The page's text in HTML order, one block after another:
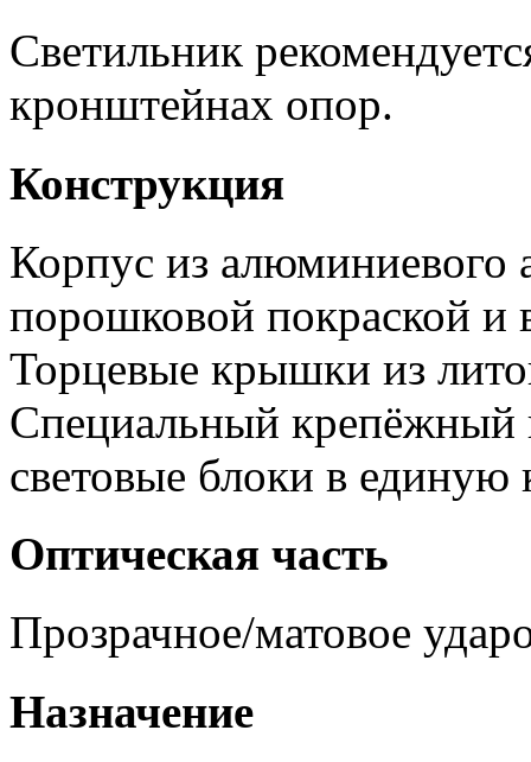
Светильник
кронштейнах опор.
Конструкция
Корпус из алюминиевого
порошковой покраской и
Торцевые крышки из
Специальный крепёжный
световые блоки в единую
Оптическая часть
Прозрачное/матовое
Назначение